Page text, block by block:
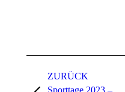
ZURÜCK
Sporttage 2023 –